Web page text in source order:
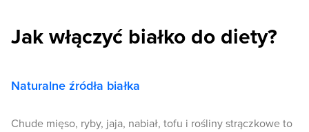
Jak włączyć białko do diety?
Naturalne źródła białka
Chude mięso, ryby, jaja, nabiał, tofu i rośliny strączkowe to